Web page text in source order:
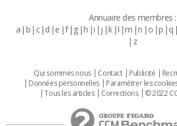
Annuaire des membres :
a b c d e f g h i j k l m n o p q
z
Qui sommes nous Contact Publicité
Données personnelles
Paramétrer les
Tous les articles
Corrections © 2022